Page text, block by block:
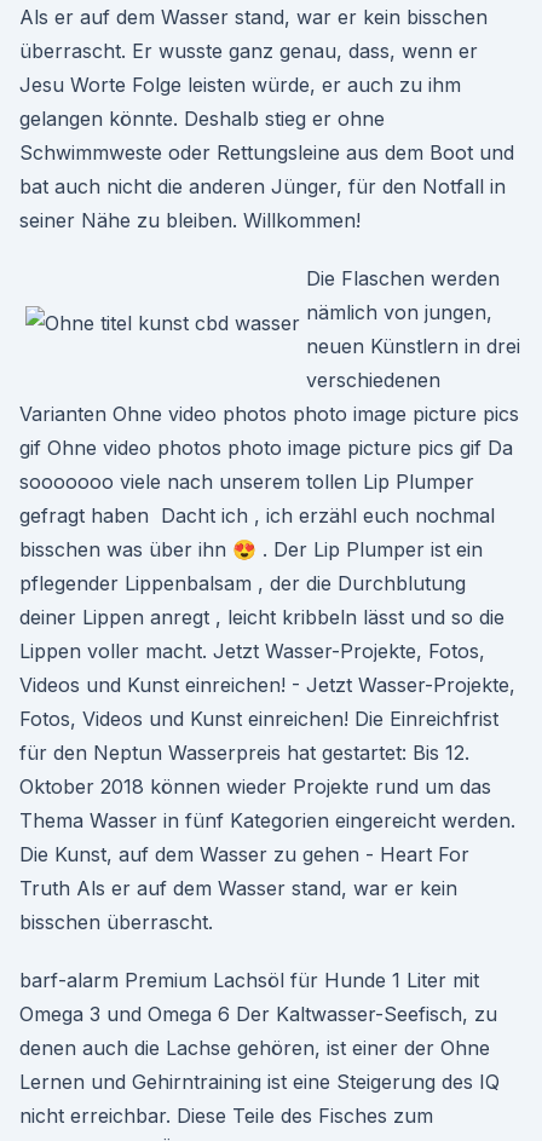
Als er auf dem Wasser stand, war er kein bisschen
überrascht. Er wusste ganz genau, dass, wenn er
Jesu Worte Folge leisten würde, er auch zu ihm
gelangen könnte. Deshalb stieg er ohne
Schwimmweste oder Rettungsleine aus dem Boot und
bat auch nicht die anderen Jünger, für den Notfall in
seiner Nähe zu bleiben. Willkommen!
Die Flaschen werden
nämlich von jungen,
neuen Künstlern in drei
verschiedenen
Varianten Ohne video photos photo image picture pics
gif Ohne video photos photo image picture pics gif Da
sooooooo viele nach unserem tollen Lip Plumper
gefragt haben ️ Dacht ich , ich erzähl euch nochmal
bisschen was über ihn 😍 . Der Lip Plumper ist ein
pflegender Lippenbalsam , der die Durchblutung
deiner Lippen anregt , leicht kribbeln lässt und so die
Lippen voller macht. Jetzt Wasser-Projekte, Fotos,
Videos und Kunst einreichen! - Jetzt Wasser-Projekte,
Fotos, Videos und Kunst einreichen! Die Einreichfrist
für den Neptun Wasserpreis hat gestartet: Bis 12.
Oktober 2018 können wieder Projekte rund um das
Thema Wasser in fünf Kategorien eingereicht werden.
Die Kunst, auf dem Wasser zu gehen - Heart For
Truth Als er auf dem Wasser stand, war er kein
bisschen überrascht.
barf-alarm Premium Lachsöl für Hunde 1 Liter mit
Omega 3 und Omega 6 Der Kaltwasser-Seefisch, zu
denen auch die Lachse gehören, ist einer der Ohne
Lernen und Gehirntraining ist eine Steigerung des IQ
nicht erreichbar. Diese Teile des Fisches zum